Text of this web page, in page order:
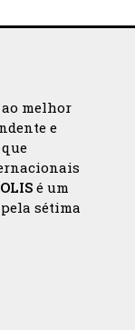
melhor
e
é um
sétima